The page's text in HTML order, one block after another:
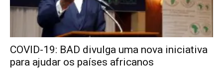
COVID-19: BAD divulga uma nova iniciativa
para ajudar os países africanos